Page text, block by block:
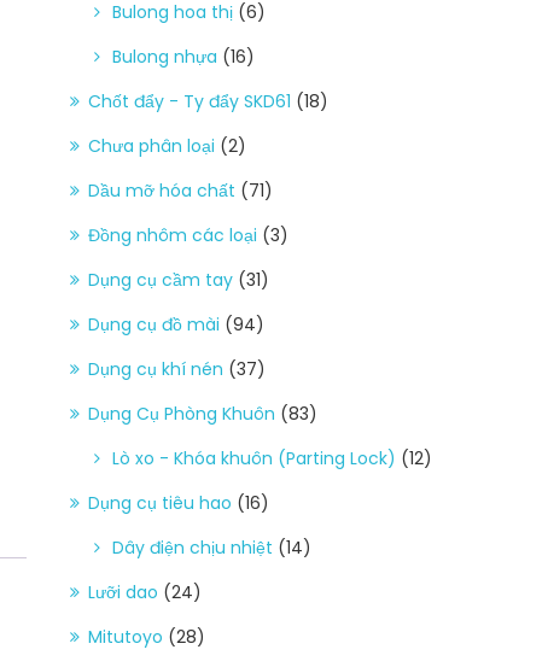
Bulong hoa thị (6)
Bulong nhựa (16)
Chốt đẩy - Ty đẩy SKD61 (18)
Chưa phân loại (2)
Dầu mỡ hóa chất (71)
Đồng nhôm các loại (3)
Dụng cụ cầm tay (31)
Dụng cụ đồ mài (94)
Dụng cụ khí nén (37)
Dụng Cụ Phòng Khuôn (83)
Lò xo - Khóa khuôn (Parting Lock) (12)
Dụng cụ tiêu hao (16)
Dây điện chịu nhiệt (14)
Lưỡi dao (24)
Mitutoyo (28)